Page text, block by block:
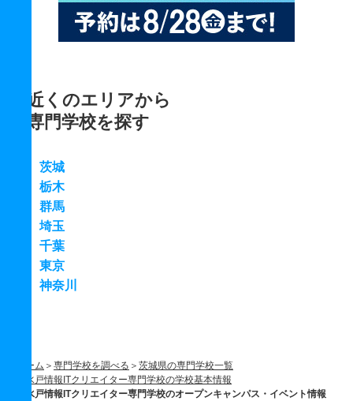
近くのエリアから
専門学校を探す
茨城
栃木
群馬
埼玉
千葉
東京
神奈川
ホーム 専門学校を調べる
茨城県の専門学校一覧
水戸情報ITクリエイター専門学校の学校基本情報
水戸情報ITクリエイター専門学校のオープンキャンパス・イベント情報